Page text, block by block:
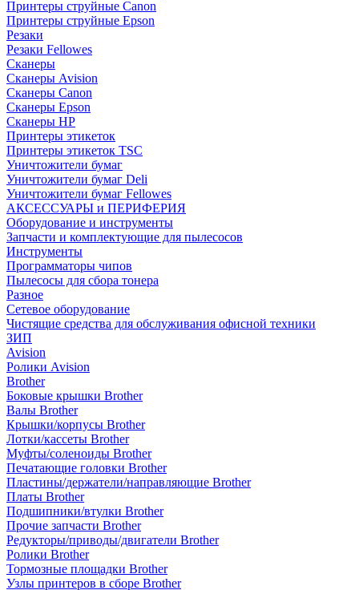
Принтеры струйные Canon
Принтеры струйные Epson
Резаки
Резаки Fellowes
Сканеры
Сканеры Avision
Сканеры Canon
Сканеры Epson
Сканеры HP
Принтеры этикеток
Принтеры этикеток TSC
Уничтожители бумаг
Уничтожители бумаг Deli
Уничтожители бумаг Fellowes
АКСЕССУАРЫ и ПЕРИФЕРИЯ
Оборудование и инструменты
Запчасти и комплектующие для пылесосов
Инструменты
Программаторы чипов
Пылесосы для сбора тонера
Разное
Сетевое оборудование
Чистящие средства для обслуживания офисной техники
ЗИП
Avision
Ролики Avision
Brother
Боковые крышки Brother
Валы Brother
Крышки/корпусы Brother
Лотки/кассеты Brother
Муфты/соленоиды Brother
Печатающие головки Brother
Пластины/держатели/направляющие Brother
Платы Brother
Подшипники/втулки Brother
Прочие запчасти Brother
Редукторы/приводы/двигатели Brother
Ролики Brother
Тормозные площадки Brother
Узлы принтеров в сборе Brother